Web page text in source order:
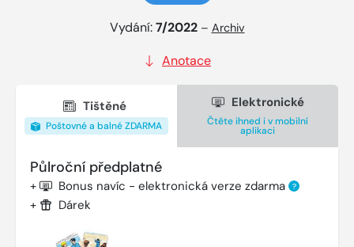
Vydání:7/2022 – Archiv
Anotace
Tištěné
Poštovné a balné ZDARMA
Elektronické
Čtěte ihned i v mobilní
aplikaci
Půlroční předplatné
+ Bonus navíc - elektronická verze zdarma ?
+ Dárek